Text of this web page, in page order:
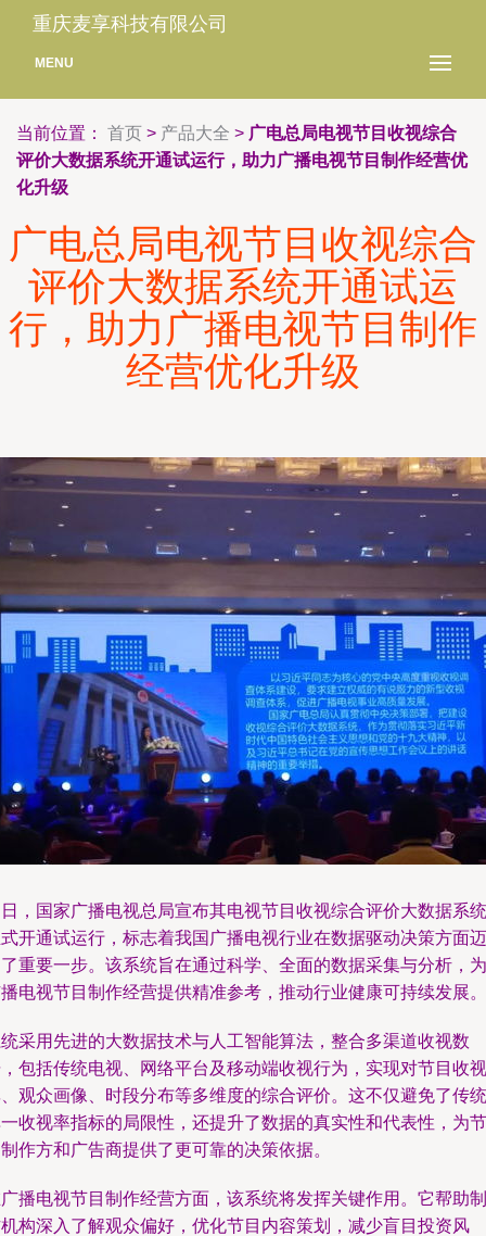
重庆麦享科技有限公司
MENU
当前位置： 首页 > 产品大全 > 广电总局电视节目收视综合
评价大数据系统开通试运行，助力广播电视节目制作经营优
化升级
广电总局电视节目收视综合
评价大数据系统开通试运
行，助力广播电视节目制作
经营优化升级
，国家广播电视总局宣布其电视节目收视综合评价大数据系统
开通试运行，标志着我国广播电视行业在数据驱动决策方面迈
重要一步。该系统旨在通过科学、全面的数据采集与分析，为
电视节目制作经营提供精准参考，推动行业健康可持续发展。
采用先进的大数据技术与人工智能算法，整合多渠道收视数
包括传统电视、网络平台及移动端收视行为，实现对节目收视
观众画像、时段分布等多维度的综合评价。这不仅避免了传统
收视率指标的局限性，还提升了数据的真实性和代表性，为节
作方和广告商提供了更可靠的决策依据。
播电视节目制作经营方面，该系统将发挥关键作用。它帮助制
构深入了解观众偏好，优化节目内容策划，减少盲目投资风